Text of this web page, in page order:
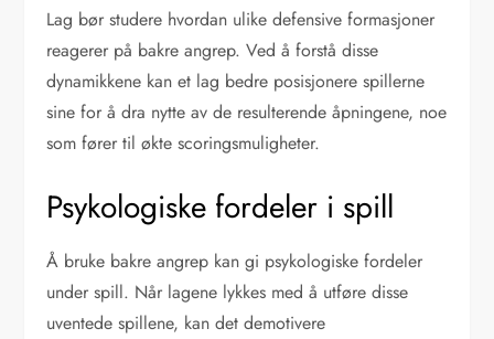
Lag bør studere hvordan ulike defensive formasjoner
reagerer på bakre angrep. Ved å forstå disse
dynamikkene kan et lag bedre posisjonere spillerne
sine for å dra nytte av de resulterende åpningene, noe
som fører til økte scoringsmuligheter.
Psykologiske fordeler i spill
Å bruke bakre angrep kan gi psykologiske fordeler
under spill. Når lagene lykkes med å utføre disse
uventede spillene, kan det demotivere